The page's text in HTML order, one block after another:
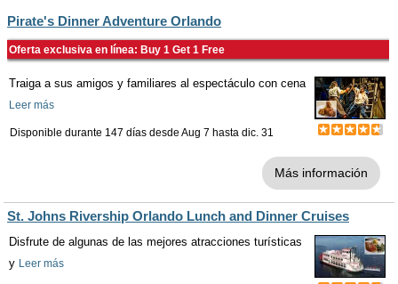
Pirate's Dinner Adventure Orlando
Oferta exclusiva en línea: Buy 1 Get 1 Free
Traiga a sus amigos y familiares al espectáculo con cena
Leer más
Disponible durante 147 días desde Aug 7 hasta dic. 31
Más información
St. Johns Rivership Orlando Lunch and Dinner Cruises
Disfrute de algunas de las mejores atracciones turísticas
y Leer más